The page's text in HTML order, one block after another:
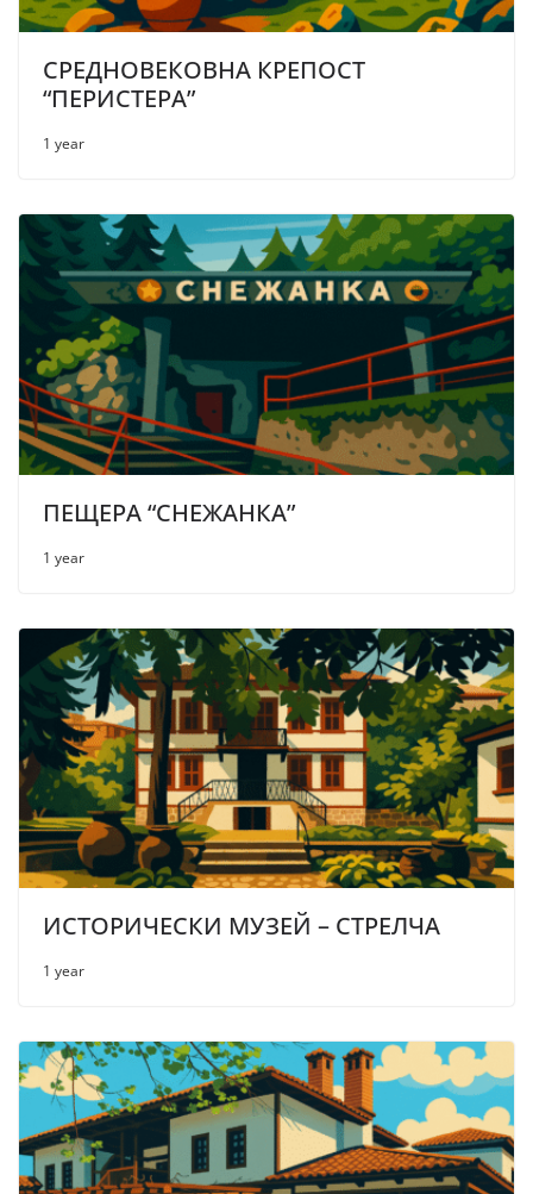
СРЕДНОВЕКОВНА КРЕПОСТ
“ПЕРИСТЕРА”
1 year
ПЕЩЕРА “СНЕЖАНКА”
1 year
ИСТОРИЧЕСКИ МУЗЕЙ – СТРЕЛЧА
1 year